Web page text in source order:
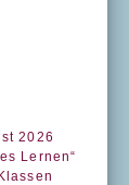
2026
Lernen“